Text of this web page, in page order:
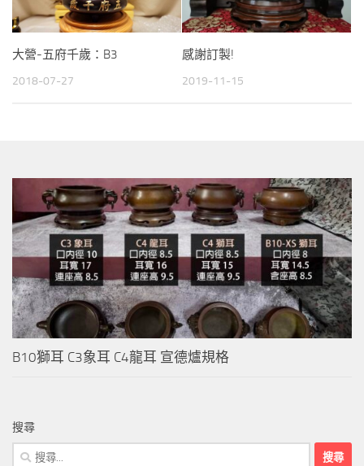
大營-五府千歲：B3
2018-07-27
感謝訂製!
2019-11-15
B10獅耳 C3象耳 C4龍耳 宣德爐規格
搜尋
搜